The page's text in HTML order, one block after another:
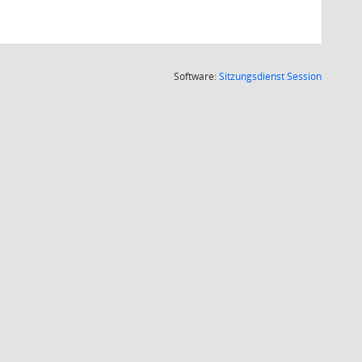
Software:SitzungsdienstSession(Wird in